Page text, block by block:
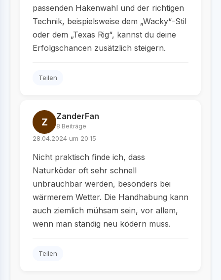
passenden Hakenwahl und der richtigen
Technik, beispielsweise dem „Wacky“-Stil
oder dem „Texas Rig“, kannst du deine
Erfolgschancen zusätzlich steigern.
Teilen
Z ZanderFan
8 Beiträge
28.04.2024 um 20:15
Nicht praktisch finde ich, dass
Naturköder oft sehr schnell
unbrauchbar werden, besonders bei
wärmerem Wetter. Die Handhabung kann
auch ziemlich mühsam sein, vor allem,
wenn man ständig neu ködern muss.
Teilen